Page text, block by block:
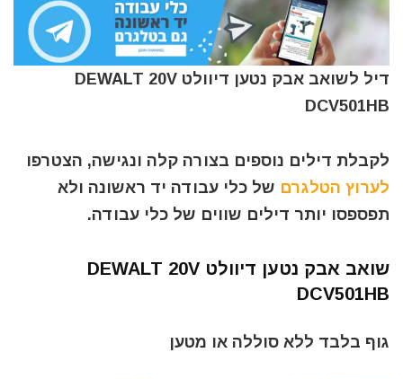
דיל לשואב אבק נטען דיוולט DEWALT 20V
DCV501HB
לקבלת דילים נוספים בצורה קלה ונגישה, הצטרפו
לערוץ הטלגרם של כלי עבודה יד ראשונה ולא
תפספסו יותר דילים שווים של כלי עבודה.
שואב אבק נטען דיוולט DEWALT 20V
DCV501HB
גוף בלבד ללא סוללה או מטען